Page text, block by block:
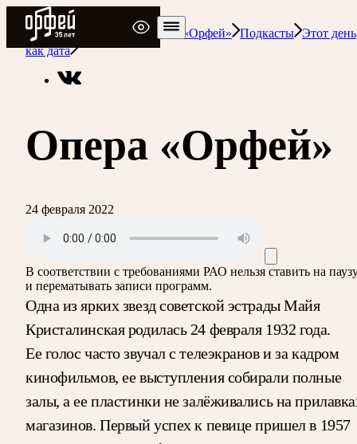
Радио Орфей
Радио классической музыки «Орфей»
Подкасты Этот день
как дата
Опера «Орфей»
24 февраля 2022
В соответствии с требованиями РАО нельзя ставить на
и перематывать записи программ.
Одна из ярких звезд советской эстрады Майя
Кристалинская родилась 24 февраля 1932 года.
Ее голос часто звучал с телеэкранов и за кадром
кинофильмов, ее выступления собирали полные
залы, а ее пластинки не залёживались на
магазинов. Первый успех к певице пришел в 1957